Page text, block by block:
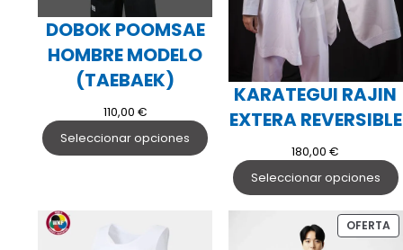
DOBOK POOMSAE
HOMBRE MODELO
(TAEBAEK)
110,00 €
Seleccionar opciones
KARATEGUI RAJIN
EXTERA REVERSIBLE
180,00€
Seleccionar opciones
OFERTA
EN